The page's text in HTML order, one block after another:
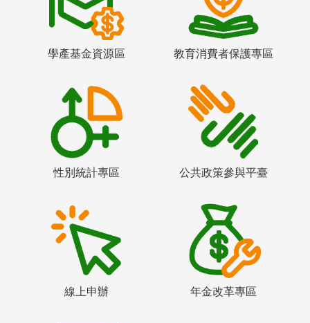
學產基金資源區 教育消費者保護專區
性別統計專區 公共政策參與平臺
線上申辦 年金改革專區